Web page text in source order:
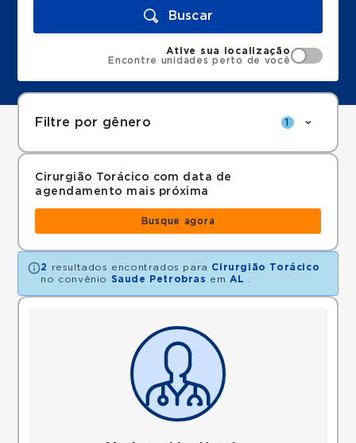
Buscar
Ative sua localização
Encontre unidades perto de você
Filtre por gênero 1
Cirurgião Torácico com data de
agendamento mais próxima
Busque agora
2 resultados encontrados para Cirurgião Torácico
no convênio
Saude Petrobras em AL